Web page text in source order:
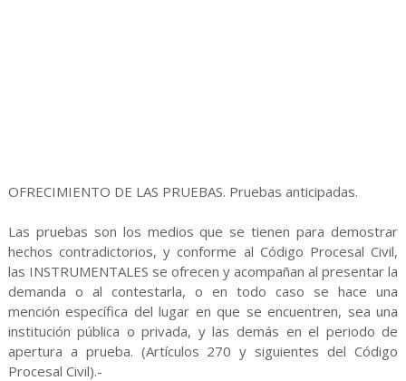
OFRECIMIENTO DE LAS PRUEBAS. Pruebas anticipadas.
Las pruebas son los medios que se tienen para demostrar
hechos contradictorios, y conforme al Código Procesal Civil,
las INSTRUMENTALES se ofrecen y acompañan al presentar la
demanda o al contestarla, o en todo caso se hace una
mención específica del lugar en que se encuentren, sea una
institución pública o privada, y las demás en el periodo de
apertura a prueba. (Artículos 270 y siguientes del Código
Procesal Civil).-